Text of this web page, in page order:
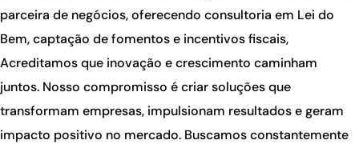
parceira de negócios, oferecendo consultoria em Lei do
Bem, captação de fomentos e incentivos fiscais,
Acreditamos que inovação e crescimento caminham
juntos. Nosso compromisso é criar soluções que
transformam empresas, impulsionam resultados e geram
impacto positivo no mercado. Buscamos constantemente